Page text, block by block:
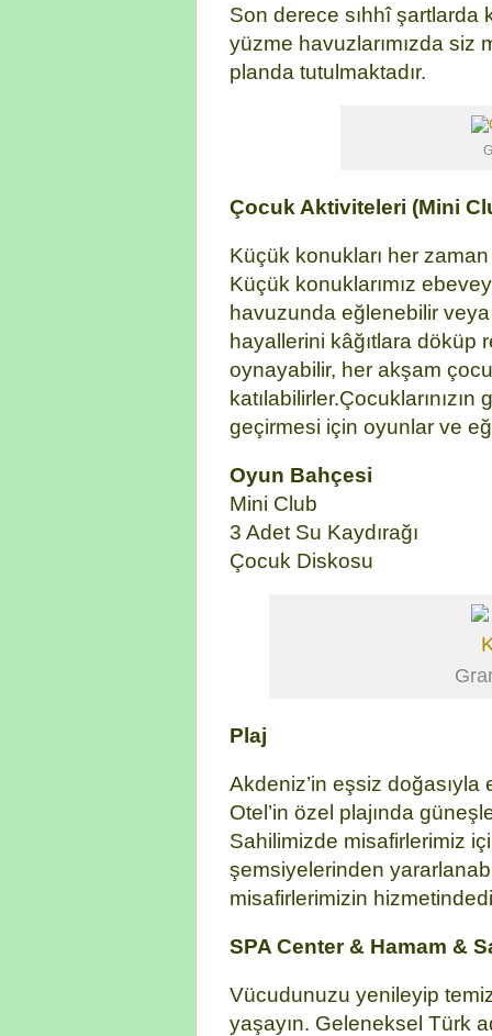
Son derece sıhhî şartlarda
yüzme havuzlarımızda siz
planda tutulmaktadır.
Çocuk Aktiviteleri (Mini
Küçük konukları her
Küçük konuklarımız
havuzunda eğlenebilir
hayallerini kâğıtlara döküp
oynayabilir, her akşam
geçirmesi için oyunlar ve
Oyun Bahçesi
Mini Club
3 Adet Su Kaydırağı
Çocuk Diskosu
Plaj
Akdeniz’in eşsiz
Otel’in özel plajında
Sahilimizde misafirlerimiz
şemsiyelerinden
misafirlerimizin
SPA Center & Hamam &
Vücudunuzu yenileyip
yaşayın. Geleneksel Türk